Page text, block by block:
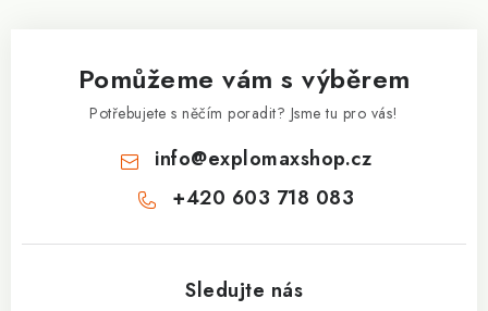
Pomůžeme vám s výběrem
Potřebujete s něčím poradit? Jsme tu pro vás!
info@explomaxshop.cz
+420 603 718 083